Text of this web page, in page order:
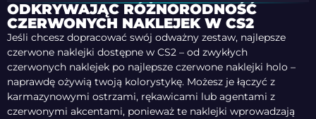
ODKRYWAJĄC RÓŻNORODNOŚĆ
CZERWONYCH NAKLEJEK W CS2
Jeśli chcesz dopracować swój odważny zestaw, najlepsze
czerwone naklejki dostępne w CS2 – od zwykłych
czerwonych naklejek po najlepsze czerwone naklejki holo –
naprawdę ożywią twoją kolorystykę. Możesz je łączyć z
karmazynowymi ostrzami, rękawicami lub agentami z
czerwonymi akcentami, ponieważ te naklejki wprowadzają